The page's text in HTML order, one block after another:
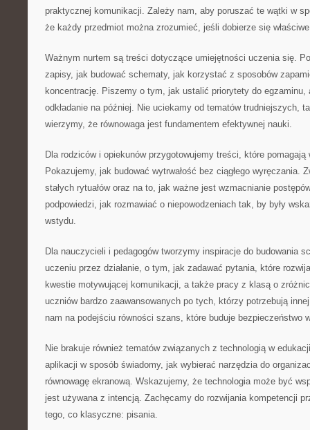
praktycznej komunikacji. Zależy nam, aby poruszać te wątki w
że każdy przedmiot można zrozumieć, jeśli dobierze się
Ważnym nurtem są treści dotyczące umiejętności uczenia się.
zapisy, jak budować schematy, jak korzystać z sposobów
koncentrację. Piszemy o tym, jak ustalić priorytety do egzaminu,
odkładanie na później. Nie uciekamy od tematów trudniejszych,
wierzymy, że równowaga jest fundamentem efektywnej nauki.
Dla rodziców i opiekunów przygotowujemy treści, które
Pokazujemy, jak budować wytrwałość bez ciągłego wyręczania.
stałych rytuałów oraz na to, jak ważne jest wzmacnianie
podpowiedzi, jak rozmawiać o niepowodzeniach tak, by były
wstydu.
Dla nauczycieli i pedagogów tworzymy inspiracje do budowania
uczeniu przez działanie, o tym, jak zadawać pytania, które
kwestie motywującej komunikacji, a także pracy z klasą o
uczniów bardzo zaawansowanych po tych, którzy potrzebują
nam na podejściu równości szans, które buduje bezpieczeństwo
Nie brakuje również tematów związanych z technologią w
aplikacji w sposób świadomy, jak wybierać narzędzia do
równowagę ekranową. Wskazujemy, że technologia może być
jest używana z intencją. Zachęcamy do rozwijania kompetencji
tego, co klasyczne: pisania.